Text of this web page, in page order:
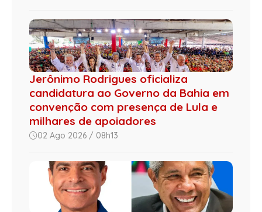
Jerônimo Rodrigues oficializa
candidatura ao Governo da Bahia em
convenção com presença de Lula e
milhares de apoiadores
02 Ago 2026 / 08h13